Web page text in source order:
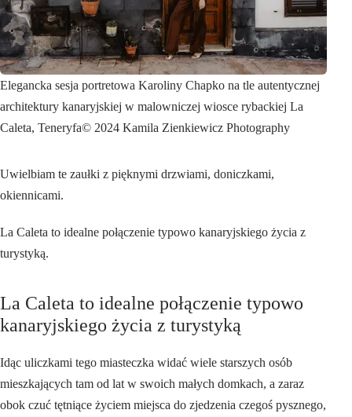
Elegancka sesja portretowa Karoliny Chapko na tle autentycznej
architektury kanaryjskiej w malowniczej wiosce rybackiej La
Caleta, Teneryfa© 2024 Kamila Zienkiewicz Photography
Uwielbiam te zaułki z pięknymi drzwiami, doniczkami,
okiennicami.
La Caleta to idealne połączenie typowo kanaryjskiego życia z
turystyką.
La Caleta to idealne połączenie typowo
kanaryjskiego życia z turystyką
Idąc uliczkami tego miasteczka widać wiele starszych osób
mieszkających tam od lat w swoich małych domkach, a zaraz
obok czuć tętniące życiem miejsca do zjedzenia czegoś pysznego,